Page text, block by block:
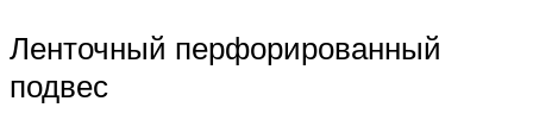
Ленточный перфорированный
подвес